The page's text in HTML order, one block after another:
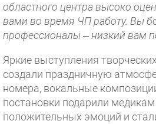
областного центра высоко
вами во время ЧП работу. Вы
профессионалы – низкий вам
Яркие выступления
создали праздничную
номера, вокальные
постановки подарили
положительных эмоций и